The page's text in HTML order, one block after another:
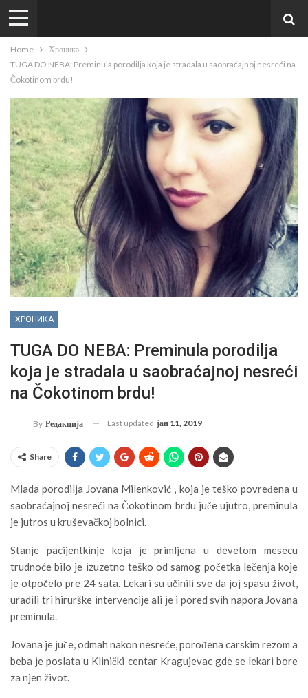
Home
Хроника
TUGA DO NEBA: Preminula porodilja koja je stradala u saobraćajnoj nesreći na
Čokotinom brdu!
ХРОНИКА
TUGA DO NEBA: Preminula porodilja
koja je stradala u saobraćajnoj nesreći
na Čokotinom brdu!
By Редакција Last updated јан 11, 2019
Share
Mlada porodilja Jovana Milenković , koja je teško povređena u
saobraćajnoj nesreći na Čokotinom brdu juče ujutro, preminula
je jutros u kruševačkoj bolnici.
Stanje pacijentkinje koja je primljena u devetom mesecu
trudnoće bilo je izuzetno teško od samog početka lečenja koje
je otpočelo pre 24 sata. Lekari su učinili sve da joj spasu život,
uradili tri hirurške intervencije ali je i pored svih napora Jovana
preminula.
Jovana je juče, odmah nakon nesreće, porođena carskim rezom a
beba je poslata u Klinički centar Kragujevac gde se lekari bore
za njen život.